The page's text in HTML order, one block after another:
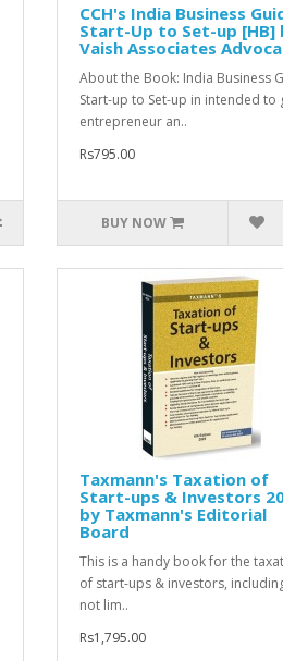
CCH's India Business
Start-Up to Set-up [HB]
Vaish Associates
About the Book: India Business
Start-up to Set-up in intended to
entrepreneur an..
Rs795.00
BUY NOW
Taxmann's Taxation of
Start-ups & Investors
by Taxmann's Editorial
Board
This is a handy book for the
of start-ups & investors,
not lim..
Rs1,795.00